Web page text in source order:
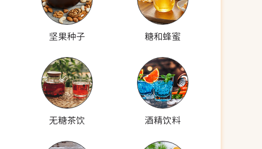
坚果种子 糖和蜂蜜
无糖茶饮 酒精饮料